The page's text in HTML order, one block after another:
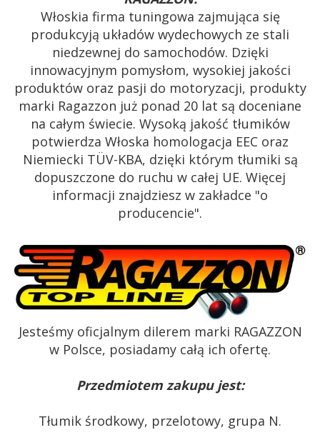
Włoskia firma tuningowa zajmująca się
produkcyją układów wydechowych ze stali
niedzewnej do samochodów. Dzięki
innowacyjnym pomysłom, wysokiej jakości
produktów oraz pasji do motoryzacji, produkty
marki Ragazzon już ponad 20 lat są doceniane
na całym świecie. Wysoką jakość tłumików
potwierdza Włoska homologacja EEC oraz
Niemiecki TÜV-KBA, dzięki którym tłumiki są
dopuszczone do ruchu w całej UE. Więcej
informacji znajdziesz w zakładce "o
producencie".
Jesteśmy oficjalnym dilerem marki RAGAZZON
w Polsce, posiadamy całą ich ofertę.
Przedmiotem zakupu jest:
Tłumik środkowy, przelotowy, grupa N.